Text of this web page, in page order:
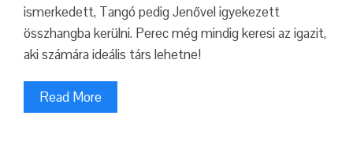
ismerkedett, Tangó pedig Jenővel igyekezett
összhangba kerülni. Perec még mindig keresi az igazit,
aki számára ideális társ lehetne!
Read More